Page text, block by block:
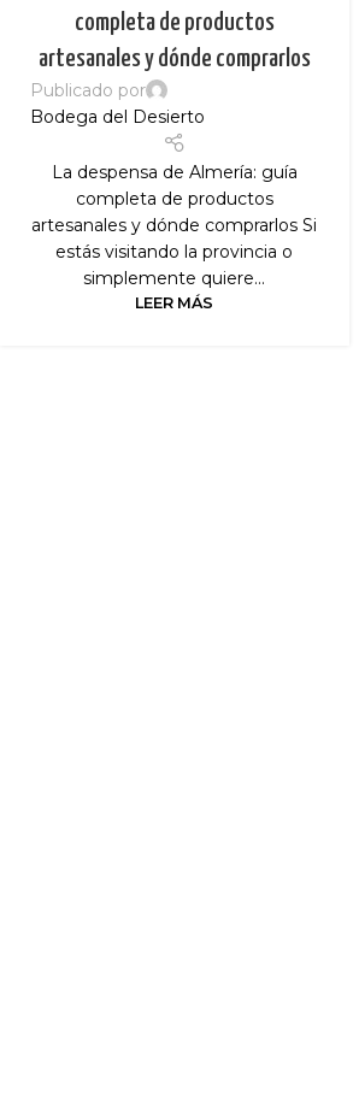
completa de productos
artesanales y dónde comprarlos
Publicado por
Bodega del Desierto
La despensa de Almería: guía
completa de productos
artesanales y dónde comprarlos Si
estás visitando la provincia o
simplemente quiere...
LEER MÁS